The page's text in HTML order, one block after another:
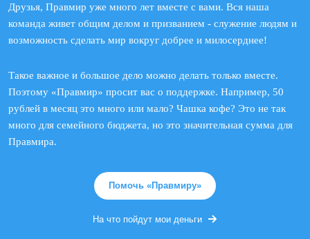
Друзья, Правмир уже много лет вместе с вами. Вся наша
команда живет общим делом и призванием - служение людям и
возможность сделать мир вокруг добрее и милосерднее!
Такое важное и большое дело можно делать только вместе.
Поэтому «Правмир» просит вас о поддержке. Например, 50
рублей в месяц это много или мало? Чашка кофе? Это не так
много для семейного бюджета, но это значительная сумма для
Правмира.
Помочь «Правмиру»
На что пойдут мои деньги